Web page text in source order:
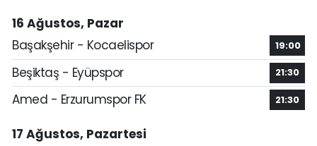
16 Ağustos, Pazar
Başakşehir - Kocaelispor
19:00
Beşiktaş - Eyüpspor 21:30
Amed - Erzurumspor FK 21:30
17 Ağustos, Pazartesi